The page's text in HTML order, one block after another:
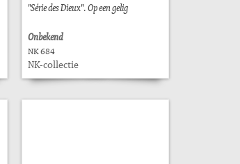
"Série des Dieux". Op een gelig
Onbekend
NK 684
NK-collectie